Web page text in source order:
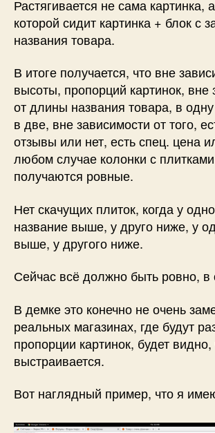
Растягивается не сама картинка,
которой сидит картинка + блок с
названия товара.
В итоге получается, что вне
высоты, пропорций картинок, вне
от длины названия товара, в
в две, вне зависимости от того,
отзывы или нет, есть спец. цена
любом случае колонки с
получаются ровные.
Нет скачущих плиток, когда у
название выше, у друго ниже, у
выше, у другого ниже.
Сейчас всё должно быть ровно,
В демке это конечно не очень
реальных магазинах, где будут
пропорции картинок, будет видно,
выстраивается.
Вот наглядный пример, что я